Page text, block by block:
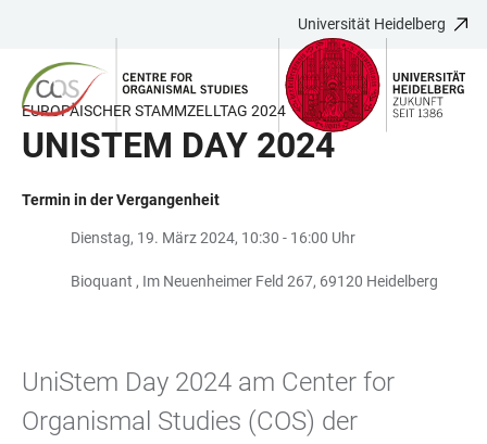
LINKS
ZUR
BARRIEREFREIHEIT
HAUPTINHALT
ÖFFNEN
ÖFFNEN
Universität Heidelberg
EUROPÄISCHER STAMMZELLTAG 2024
UNISTEM DAY 2024
Termin in der Vergangenheit
Dienstag, 19. März 2024, 10:30 - 16:00 Uhr
Bioquant , Im Neuenheimer Feld 267, 69120 Heidelberg
UniStem Day 2024 am Center for
Organismal Studies (COS) der